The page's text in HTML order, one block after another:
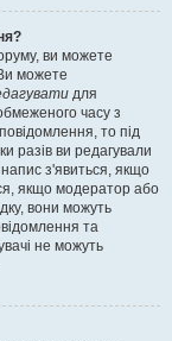
ви можете
можете
для
часу з
то під
разів ви редагували
з'явиться, якщо
якщо модератор або
вони можуть
та
не можуть